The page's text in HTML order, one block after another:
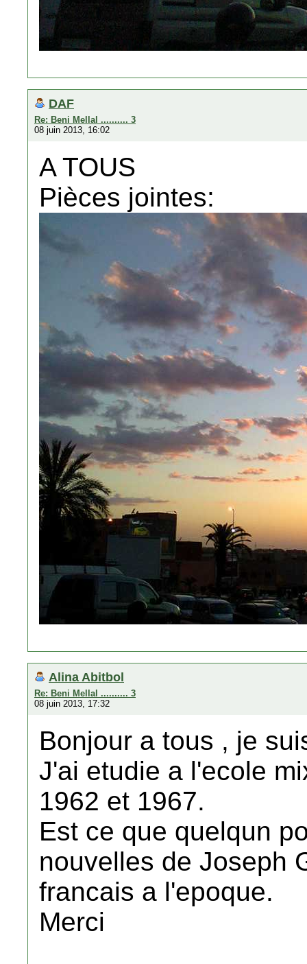
DAF
Re: Beni Mellal .......... 3
08 juin 2013, 16:02
A TOUS
Pièces jointes:
Alina Abitbol
Re: Beni Mellal .......... 3
08 juin 2013, 17:32
Bonjour a tous , je
J'ai etudie a l'ecole
1962 et 1967.
Est ce que quelqun
nouvelles de Joseph
francais a l'epoque.
Merci